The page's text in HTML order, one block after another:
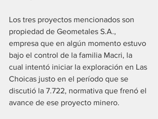
Los tres proyectos mencionados son
propiedad de Geometales S.A.,
empresa que en algún momento estuvo
bajo el control de la familia Macri, la
cual intentó iniciar la exploración en Las
Choicas justo en el período que se
discutió la 7.722, normativa que frenó el
avance de ese proyecto minero.